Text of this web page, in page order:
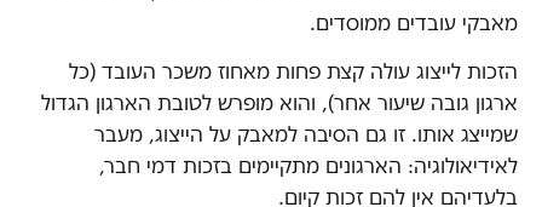
מאבקי עובדים ממוסדים.
הזכות לייצוג עולה קצת פחות מאחוז משכר העובד (כל
ארגון גובה שיעור אחר), והוא מופרש לטובת הארגון הגדול
שמייצג אותו. זו גם הסיבה למאבק על הייצוג, מעבר
לאידיאולוגיה: הארגונים מתקיימים בזכות דמי חבר,
בלעדיהם אין להם זכות קיום.